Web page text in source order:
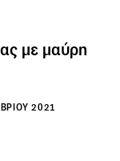
με μαύρη
2021